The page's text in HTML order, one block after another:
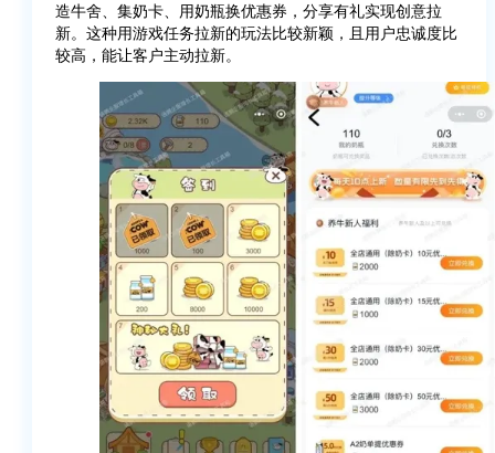
造牛舍、集奶卡、用奶瓶换优惠券，分享有礼实现创意拉
新。这种用游戏任务拉新的玩法比较新颖，且用户忠诚度比
较高，能让客户主动拉新。